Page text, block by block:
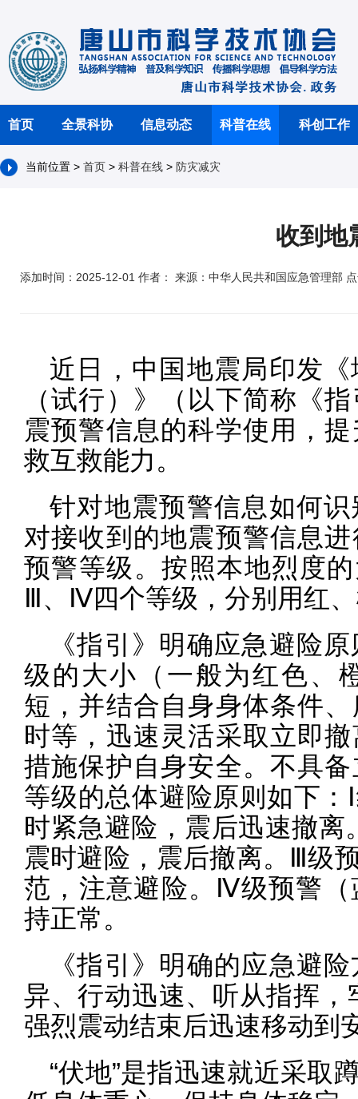
首页 全景科协 信息动态 科普在线 科创工作
当前位置 > 首页 > 科普在线 > 防灾减灾
收到地
添加时间：2025-12-01 作者： 来源：中华人民共和国应急管理部
近日，中国地震局印发
（试行）》（以下简称《
震预警信息的科学使用，
救互救能力。
针对地震预警信息如何
对接收到的地震预警信息
预警等级。按照本地烈度
Ⅲ、Ⅳ四个等级，分别用红
《指引》明确应急避险
级的大小（一般为红色、
短，并结合自身身体条件
时等，迅速灵活采取立即
措施保护自身安全。不具
等级的总体避险原则如下：
时紧急避险，震后迅速撤
震时避险，震后撤离。Ⅲ级
范，注意避险。Ⅳ级预警
持正常。
《指引》明确的应急避
异、行动迅速、听从指挥，
强烈震动结束后迅速移动到
“伏地”是指迅速就近采取